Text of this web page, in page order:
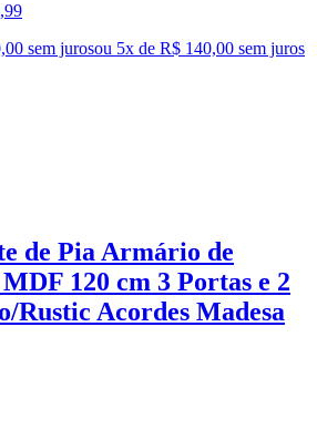
,99
sem jurosou 5x de R$ 140,00 sem juros
de Pia Armário de
120 cm 3 Portas e 2
Rustic Acordes Madesa